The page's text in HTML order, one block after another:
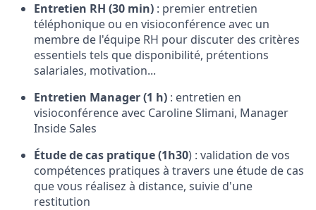
Entretien RH (30 min) : premier entretien
téléphonique ou en visioconférence avec un
membre de l'équipe RH pour discuter des critères
essentiels tels que disponibilité, prétentions
salariales, motivation...
Entretien Manager (1 h) : entretien en
visioconférence avec Caroline Slimani, Manager
Inside Sales
Étude de cas pratique(1h30) : validation de vos
compétences pratiques à travers une étude de cas
que vous réalisez à distance, suivie d'une
restitution